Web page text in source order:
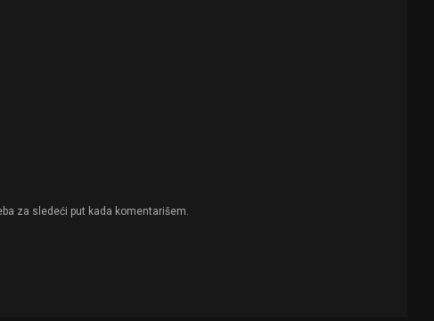
za sledeći put kada komentarišem.